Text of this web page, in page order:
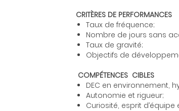
CRITÈRES DE PERFORMANCES
Taux de fréquence;
Nombre de jours sans
Taux de gravité;
Objectifs de
COMPÉTENCES CIBLES
DEC en environnement,
Autonomie et rigueur;
Curiosité, esprit